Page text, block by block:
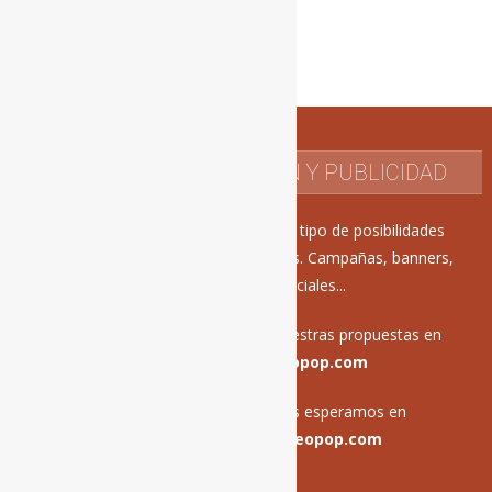
CONTACTO DE REDACCIÓN Y PUBLICIDAD
En Mercadeo Pop ofrecemos todo tipo de posibilidades
publicitarias para vuestros proyectos. Campañas, banners,
acciones en redes sociales...
Estamos encantados de recibir vuestras propuestas en
publicidad@mercadeopop.com
Los contenidos editoriales los esperamos en
davidgallardo@mercadeopop.com